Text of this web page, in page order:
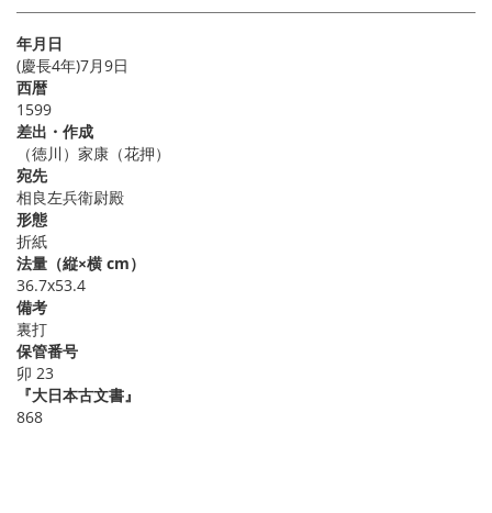
年月日
(慶長4年)7月9日
西暦
1599
差出・作成
（徳川）家康（花押）
宛先
相良左兵衛尉殿
形態
折紙
法量（縦×横 cm）
36.7x53.4
備考
裏打
保管番号
卯 23
『大日本古文書』
868